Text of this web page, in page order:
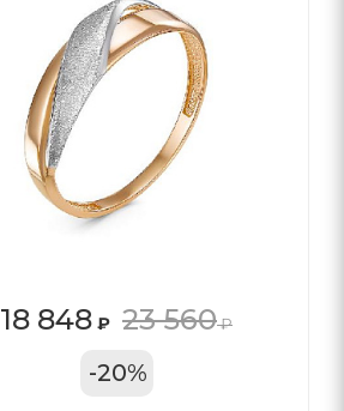
18 848 ₽ 23 560₽
-20%